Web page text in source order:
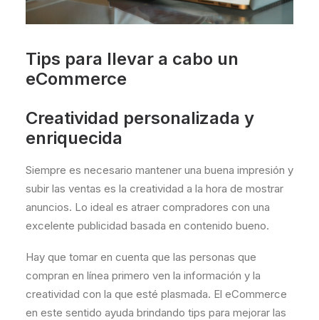
Tips para llevar a cabo un
eCommerce
Creatividad personalizada y
enriquecida
Siempre es necesario mantener una buena impresión y
subir las ventas es la creatividad a la hora de mostrar
anuncios. Lo ideal es atraer compradores con una
excelente publicidad basada en contenido bueno.
Hay que tomar en cuenta que las personas que
compran en línea primero ven la información y la
creatividad con la que esté plasmada. El eCommerce
en este sentido ayuda brindando tips para mejorar las